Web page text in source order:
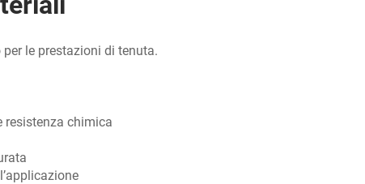
le prestazioni di tenuta.
resistenza chimica